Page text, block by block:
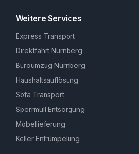
Weitere Services
Express Transport
Direktfahrt Nürnberg
Büroumzug Nürnberg
Haushaltsauflösung
Sofa Transport
Sperrmüll Entsorgung
Möbellieferung
Keller Entrümpelung